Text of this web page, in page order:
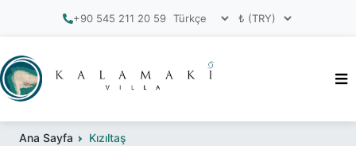
+90 545 211 20 59
Ana Sayfa Kızıltaş